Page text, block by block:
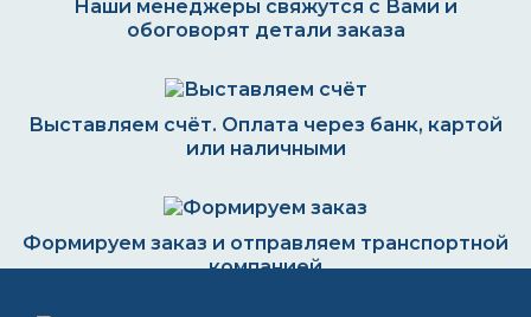
Наши менеджеры свяжутся с Вами и
обоговорят детали заказа
Выставляем счёт. Оплата через банк, картой
или наличными
Формируем заказ и отправляем транспортной
компанией